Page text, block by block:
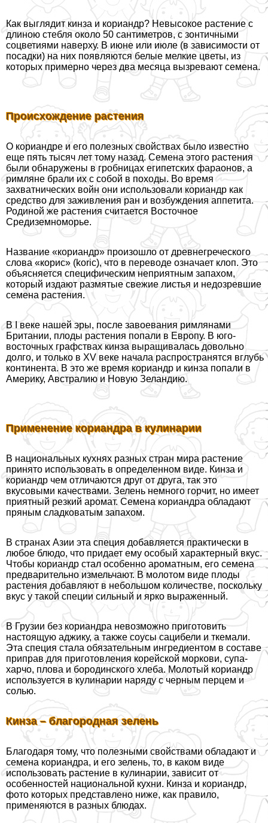
Как выглядит кинза и кориандр? Невысокое растение с
длиною стeбля около 50 сантиметров, с зонтичными
соцветиями наверху. В июне или июле (в зависимости от
посадки) на них появляются белые мелкие цветы, из
которых примерно через два месяца вызревают семена.
Происхождение растения
О кориандре и его полезных свойствах было известно
еще пять тысяч лет тому назад. Семена этого растения
были обнаружены в гробницах египетских фараонов, а
римляне брали их с собой в походы. Во время
захватнических войн они использовали кориандр как
средство для заживления ран и возбуждения аппетита.
Родиной же растения считается Восточное
Средиземноморье.
Название «кориандр» произошло от древнегреческого
слова «корис» (koric), что в переводе означает клоп. Это
объясняется специфическим неприятным запахом,
который издают размятые свежие листья и недозревшие
семена растения.
В I веке нашей эры, после завоевания римлянами
Британии, плоды растения попали в Европу. В юго-
восточных графствах кинза выращивалась довольно
долго, и только в XV веке начала распространятся вглубь
континента. В это же время кориандр и кинза попали в
Америку, Австралию и Новую Зеландию.
Применение кориандра в кулинарии
В национальных кухнях разных стран мира растение
принято использовать в определенном виде. Кинза и
кориандр чем отличаются друг от друга, так это
вкусовыми качествами. Зелень немного горчит, но имеет
приятный резкий аромат. Семена кориандра обладают
пряным сладковатым запахом.
В странах Азии эта специя добавляется пpaктически в
любое блюдо, что придает ему особый хаpaктерный вкус.
Чтобы кориандр стал особенно ароматным, его семена
предварительно измельчают. В молотом виде плоды
растения добавляют в небольшом количестве, поскольку
вкус у такой специи сильный и ярко выраженный.
В Грузии без кориандра невозможно приготовить
настоящую аджику, а также соусы сацибели и ткемали.
Эта специя стала обязательным ингредиентом в составе
приправ для приготовления корейской моркови, супа-
харчо, плова и бородинского хлеба. Молотый кориандр
используется в кулинарии наряду с черным перцем и
солью.
Кинза – благородная зелень
Благодаря тому, что полезными свойствами обладают и
семена кориандра, и его зелень, то, в каком виде
использовать растение в кулинарии, зависит от
особенностей национальной кухни. Кинза и кориандр,
фото которых представлено ниже, как правило,
применяются в разных блюдах.